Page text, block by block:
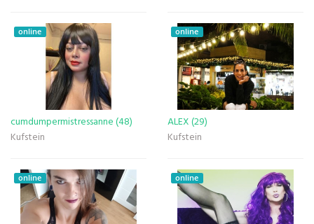
online
cumdumpermistressanne (48)
Kufstein
online
ALEX (29)
Kufstein
online online